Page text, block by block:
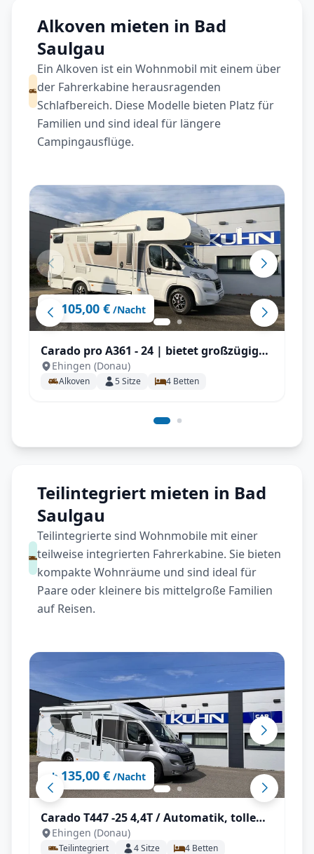
Alkoven mieten in Bad
Saulgau
Ein Alkoven ist ein Wohnmobil mit einem über
der Fahrerkabine herausragenden
Schlafbereich. Diese Modelle bieten Platz für
Familien und sind ideal für längere
Campingausflüge.
ab 105,00 € /Nacht
Carado pro A361 - 24 | bietet großzügigen
Platz für 4-5 Personen , großem
Doppelbett, zusätzlicher Sitzgruppe, SAT
Ehingen (Donau)
Alkoven 5Sitze 4 Betten
Teilintegriert mieten in Bad
Saulgau
Teilintegrierte sind Wohnmobile mit einer
teilweise integrierten Fahrerkabine. Sie bieten
kompakte Wohnräume und sind ideal für
Paare oder kleinere bis mittelgroße Familien
auf Reisen.
ab 135,00 € /Nacht
Carado T447 -25 4,4T / Automatik, tolle
Ausstattung mit Einzelbetten und
Ehingen (Donau)
Teilintegriert 4Sitze 4 Betten